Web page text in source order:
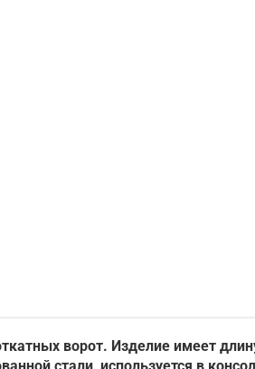
ворот. Изделие имеет